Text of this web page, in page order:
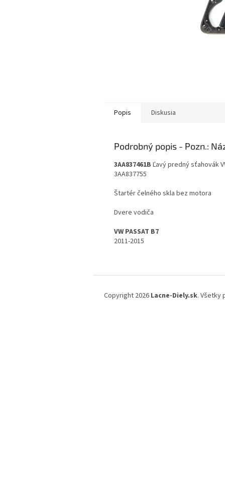
Popis Diskusia
Podrobný popis
3AA837461B Ľavý predný sťahovák
3AA837755
Štartér čelného skla bez motora
Dvere vodiča
VW PASSAT B7
2011-2015
Copyright 2026 Lacne-Diely.sk. Všetky